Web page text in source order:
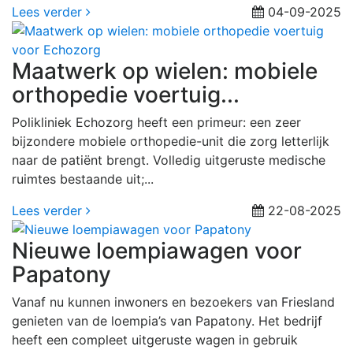
Lees verder
04-09-2025
Maatwerk op wielen: mobiele
orthopedie voertuig...
Polikliniek Echozorg heeft een primeur: een zeer
bijzondere mobiele orthopedie-unit die zorg letterlijk
naar de patiënt brengt. Volledig uitgeruste medische
ruimtes bestaande uit;...
Lees verder
22-08-2025
Nieuwe loempiawagen voor
Papatony
Vanaf nu kunnen inwoners en bezoekers van Friesland
genieten van de loempia’s van Papatony. Het bedrijf
heeft een compleet uitgeruste wagen in gebruik